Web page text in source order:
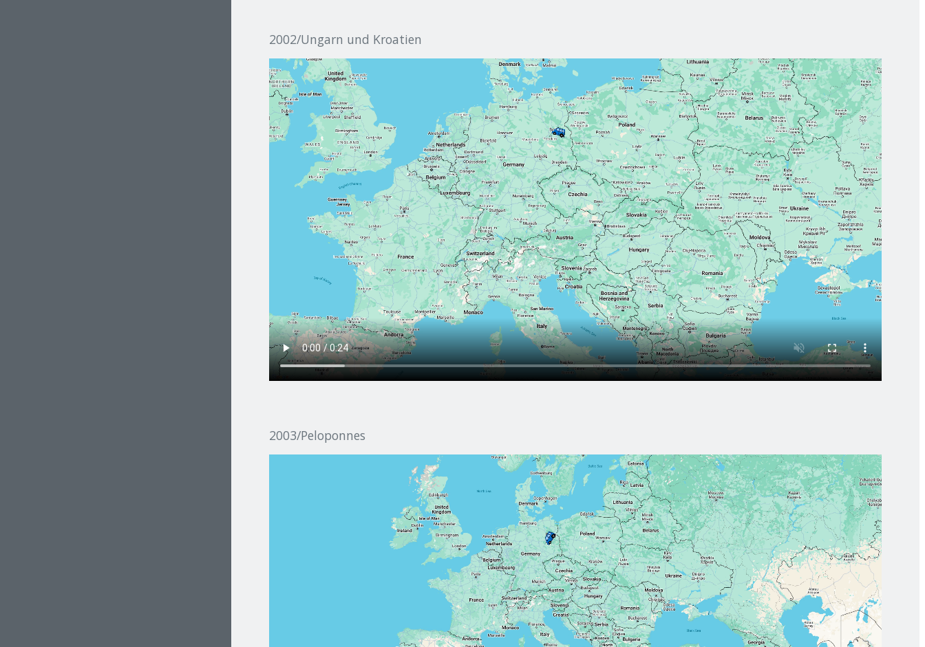
2002/Ungarn und Kroatien
2003/Peloponnes